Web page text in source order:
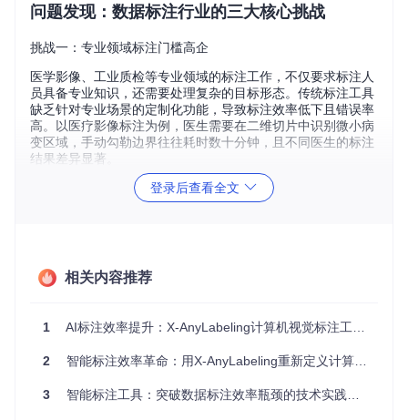
问题发现：数据标注行业的三大核心挑战
挑战一：专业领域标注门槛高企
医学影像、工业质检等专业领域的标注工作，不仅要求标注人
员具备专业知识，还需要处理复杂的目标形态。传统标注工具
缺乏针对专业场景的定制化功能，导致标注效率低下且错误率
高。以医疗影像标注为例，医生需要在二维切片中识别微小病
变区域，手动勾勒边界往往耗时数十分钟，且不同医生的标注
结果差异显著。
挑战二：倾斜目标标注精度不足
倾斜目标的识别准确率下降。如何高效精准地标注任意角度的
目标，成为地理信息、交通监控等领域的迫切需求。
方式难以保证标注质量的一致性。标注错误不仅影响模型性
时，建立有效的质量控制机制，成为大规模数据标注项目面临
登录后查看全文
相关内容推荐
1 AI标注效率提升：X-AnyLabeling计算机视觉标注工具全攻略
2 智能标注效率革命：用X-AnyLabeling重新定义计算机视觉数据处理流程
3 智能标注工具：突破数据标注效率瓶颈的技术实践与价值验证